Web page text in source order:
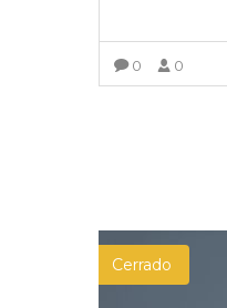
0 0
Cerrado